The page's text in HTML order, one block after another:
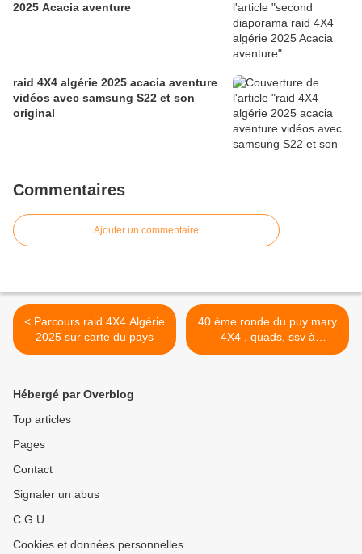
2025 Acacia aventure
raid 4X4 algérie 2025 acacia aventure
vidéos avec samsung S22 et son
original
Commentaires
Ajouter un commentaire
< Parcours raid 4X4 Algérie
2025 sur carte du pays
40 ème ronde du puy mary
4X4 , quads, ssv à
LAVIGERIE juillet 2025 >
Hébergé par Overblog
Top articles
Pages
Contact
Signaler un abus
C.G.U.
Cookies et données personnelles